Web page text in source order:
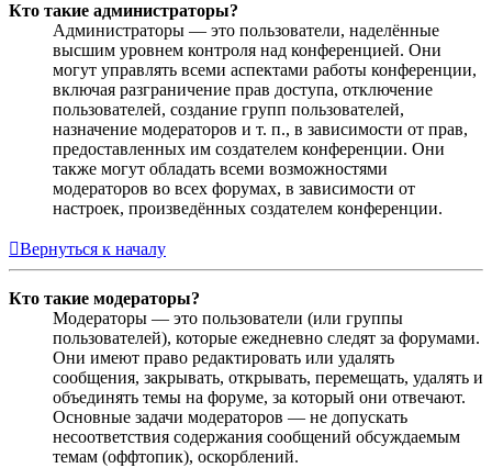
Кто такие администраторы?
Администраторы — это пользователи, наделённые
высшим уровнем контроля над конференцией. Они
могут управлять всеми аспектами работы конференции,
включая разграничение прав доступа, отключение
пользователей, создание групп пользователей,
назначение модераторов и т. п., в зависимости от прав,
предоставленных им создателем конференции. Они
также могут обладать всеми возможностями
модераторов во всех форумах, в зависимости от
настроек, произведённых создателем конференции.
Вернуться к началу
Кто такие модераторы?
Модераторы — это пользователи (или группы
пользователей), которые ежедневно следят за форумами.
Они имеют право редактировать или удалять
сообщения, закрывать, открывать, перемещать, удалять и
объединять темы на форуме, за который они отвечают.
Основные задачи модераторов — не допускать
несоответствия содержания сообщений обсуждаемым
темам (оффтопик), оскорблений.